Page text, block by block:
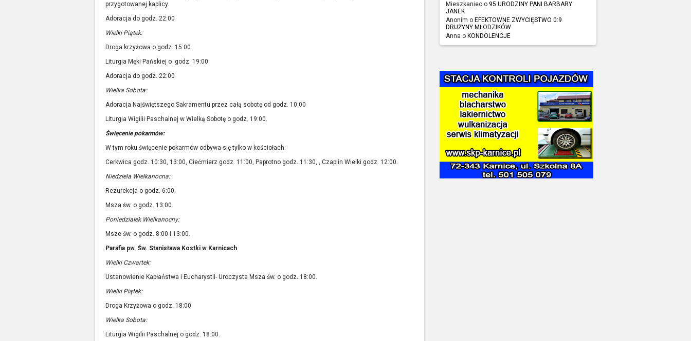
przygotowanej kaplicy.
Adoracja do godz. 22:00
Wielki Piątek:
Droga krzyżowa o godz. 15:00.
Liturgia Męki Pańskiej o godz. 19:00.
Adoracja do godz. 22:00
Wielka Sobota:
Adoracja Najświętszego Sakramentu przez całą sobotę od godz. 10:00
Liturgia Wigilii Paschalnej w Wielką Sobotę o godz. 19:00.
Święcenie pokarmów:
W tym roku święcenie pokarmów odbywa się tylko w kościołach:
Cerkwica godz. 10:30, 13:00, Ciećmierz godz. 11:00, Paprotno godz. 11:30, , Czaplin Wielki godz. 12:00.
Niedziela Wielkanocna:
Rezurekcja o godz. 6:00.
Msza św. o godz. 13:00.
Poniedziałek Wielkanocny:
Msze św. o godz. 8:00 i 13:00.
Parafia pw. Św. Stanisława Kostki w Karnicach
Wielki Czwartek:
Ustanowienie Kapłaństwa i Eucharystii- Uroczysta Msza św. o godz. 18:00.
Wielki Piątek:
Droga Krzyżowa o godz. 18:00
Wielka Sobota:
Liturgia Wigilii Paschalnej o godz. 18:00.
Mieszkaniec o 95 URODZINY PANI BARBARY
JANEK
Anonim o EFEKTOWNE ZWYCIĘSTWO 0:9
DRUŻYNY MŁODZIKÓW
Anna o KONDOLENCJE